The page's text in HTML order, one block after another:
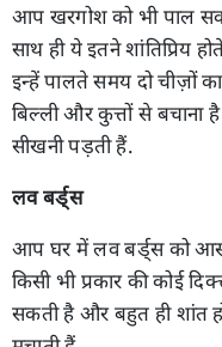
आप खरगोश को भी पाल
साथ ही ये इतने शांतिप्रिय
इन्हें पालते समय दो चीज़ों
बिल्ली और कुत्तों से
सीखनी पड़ती हैं.
लव बर्ड्स
आप घर में लव बर्ड्स को
किसी भी प्रकार की कोई
सकती है और बहुत ही शांत